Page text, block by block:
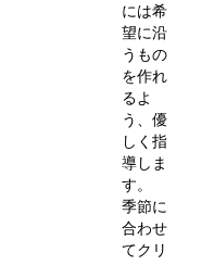
には希
望に沿
うもの
を作れ
るよ
う、優
しく指
導しま
す。
季節に
合わせ
てクリ